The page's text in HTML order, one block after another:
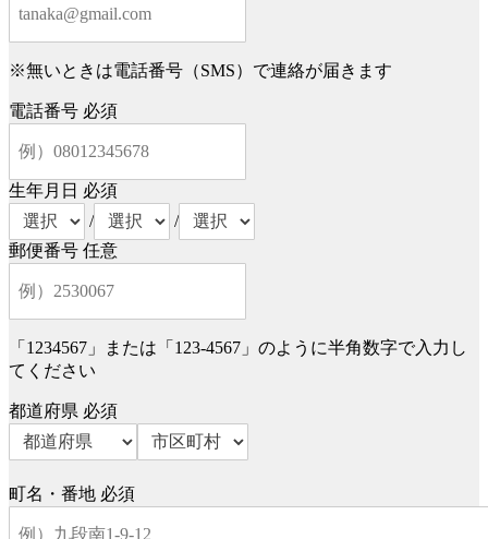
※無いときは電話番号（SMS）で連絡が届きます
電話番号 必須
生年月日 必須
/
/
郵便番号 任意
「1234567」または「123-4567」のように半角数字で入力し
てください
都道府県 必須
町名・番地 必須